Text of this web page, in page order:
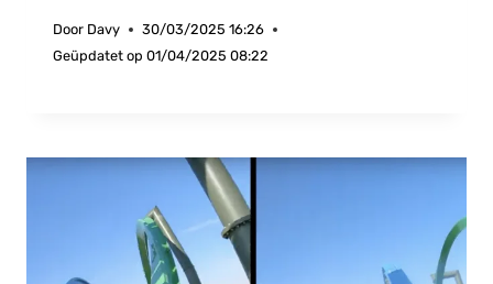
Door Davy
30/03/2025 16:26
Geüpdatet op 01/04/2025 08:22